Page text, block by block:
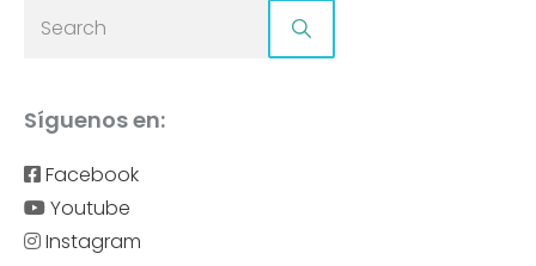
Síguenos en:
Facebook
Youtube
Instagram